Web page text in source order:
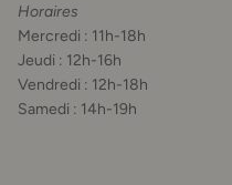
Horaires
Mercredi : 11h-18h
Jeudi : 12h-16h
Vendredi : 12h-18h
Samedi : 14h-19h